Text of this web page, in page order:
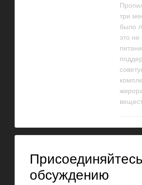
три
было
это
обсуждению